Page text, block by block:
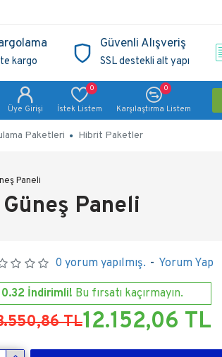
kargo
Güvenli Alışveriş
SSL destekli alt yapı
Üye Girişi İstek Listem
0
Karşılaştırma Listem
0
Paketleri Hibrit Paketler
Paneli
Paneli
0 yorum yapılmış. - Yorum Yap
İndirimli! Bu fırsatı kaçırmayın.
TL12.152,06 TL